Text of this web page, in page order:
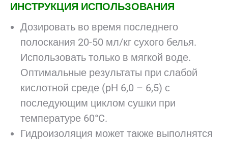
ИНСТРУКЦИЯ ИСПОЛЬЗОВАНИЯ
Дозировать во время последнего
полоскания 20-50 мл/кг сухого белья.
Использовать только в мягкой воде.
Оптимальные результаты при слабой
кислотной среде (pH 6,0 – 6,5) с
последующим циклом сушки при
температуре 60°C.
Гидроизоляция может также выполнятся